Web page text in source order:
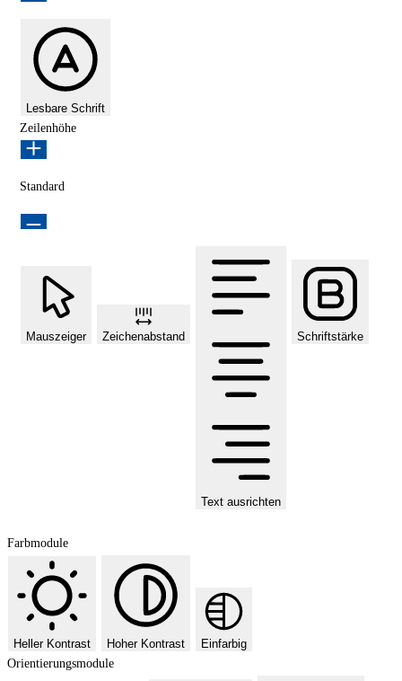
Lesbare Schrift
Zeilenhöhe
Standard
Mauszeiger Zeichenabstand
Text ausrichten
Schriftstärke
Farbmodule
Heller Kontrast Hoher Kontrast
Einfarbig
Orientierungsmodule